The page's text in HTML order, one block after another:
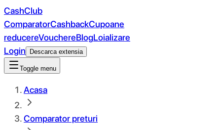
CashClub
ComparatorCashbackCupoane
reducereVouchereBlogLoializare
Login
Descarca extensia
Toggle menu
Acasa
Comparator preturi